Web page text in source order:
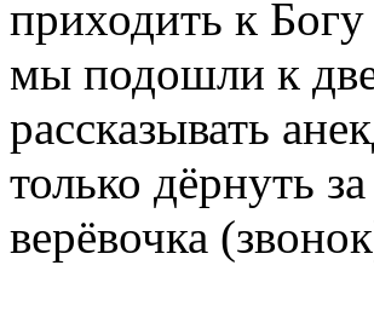
приходить к
мы подошли к
рассказывать
только дёрнуть
верёвочка